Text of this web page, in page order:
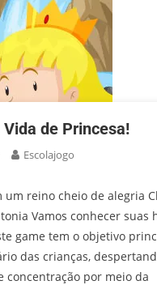
de Princesa!
Escolajogo
um reino cheio de alegria
Vamos conhecer suas
game tem o objetivo
das crianças,
concentração por meio da